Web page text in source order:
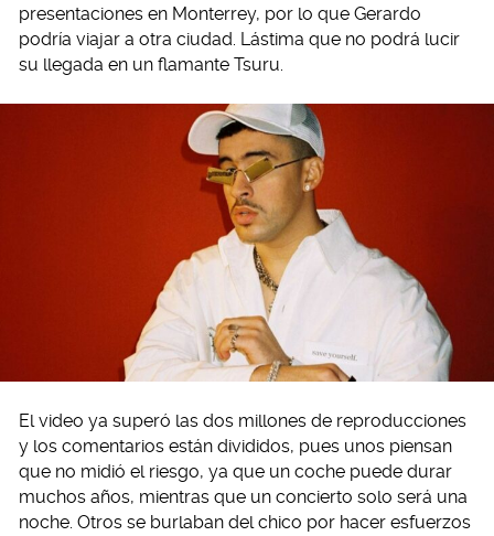
presentaciones en Monterrey, por lo que Gerardo
podría viajar a otra ciudad. Lástima que no podrá lucir
su llegada en un flamante Tsuru.
El video ya superó las dos millones de reproducciones
y los comentarios están divididos, pues unos piensan
que no midió el riesgo, ya que un coche puede durar
muchos años, mientras que un concierto solo será una
noche. Otros se burlaban del chico por hacer esfuerzos